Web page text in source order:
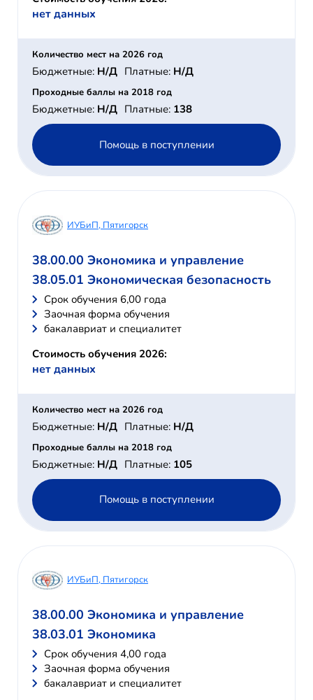
нет данных
Количество мест на 2026 год
Бюджетные: Н/Д Платные: Н/Д
Проходные баллы на 2018 год
Бюджетные: Н/Д Платные: 138
Помощь в поступлении
ИУБиП, Пятигорск
38.00.00 Экономика и управление
38.05.01 Экономическая безопасность
Cрок обучения 6,00 года
Заочная форма обучения
бакалавриат и специалитет
Стоимость обучения 2026:
нет данных
Количество мест на 2026 год
Бюджетные: Н/Д Платные: Н/Д
Проходные баллы на 2018 год
Бюджетные: Н/Д Платные: 105
Помощь в поступлении
ИУБиП, Пятигорск
38.00.00 Экономика и управление
38.03.01 Экономика
Cрок обучения 4,00 года
Заочная форма обучения
бакалавриат и специалитет